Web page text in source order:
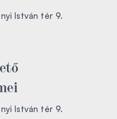
István tér 9.
István tér 9.